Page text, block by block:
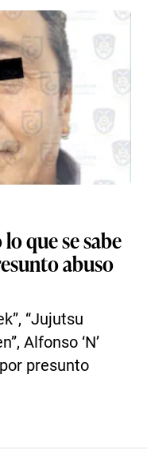
que se sabe
abuso
“Jujutsu
Alfonso ‘N’
presunto